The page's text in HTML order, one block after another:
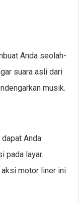
Anda seolah-
suara asli dari
musik.
Anda
pada layar.
motor liner ini